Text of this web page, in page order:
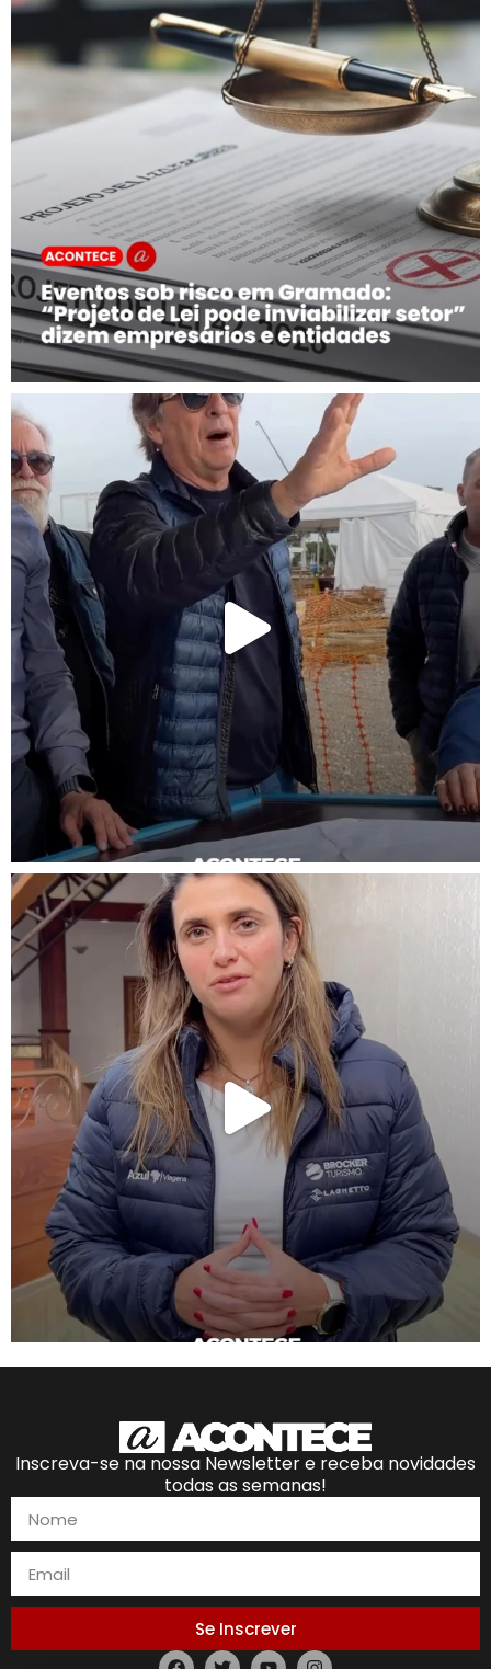
Inscreva-se na nossa Newsletter e receba novidades
todas as semanas!
Se Inscrever